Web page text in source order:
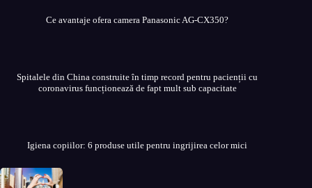
Ce avantaje ofera camera Panasonic AG-CX350?
Spitalele din China construite în timp record pentru pacienții cu
coronavirus funcționează de fapt mult sub capacitate
Igiena copiilor: 6 produse utile pentru ingrijirea celor mici